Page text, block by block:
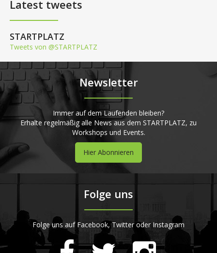
Latest tweets
STARTPLATZ
Tweets von @STARTPLATZ
Newsletter
Immer auf dem Laufenden bleiben?
Erhalte regelmäßig alle News aus dem STARTPLATZ, zu
Workshops und Events.
Hier Abonnieren
Folge uns
Folge uns auf Facebook, Twitter oder Instagram